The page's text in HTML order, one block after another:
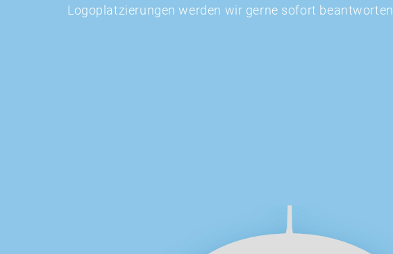
Logoplatzierungen werden wir gerne sofort beantworten.